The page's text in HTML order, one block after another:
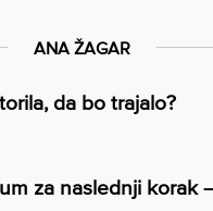
ANA ŽAGAR
da bo trajalo?
za naslednji korak